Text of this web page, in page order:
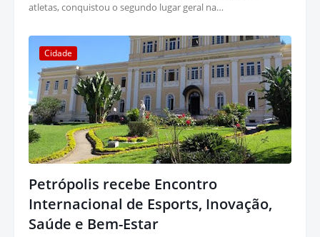
atletas, conquistou o segundo lugar geral na…
Cidade
Petrópolis recebe Encontro
Internacional de Esports, Inovação,
Saúde e Bem-Estar